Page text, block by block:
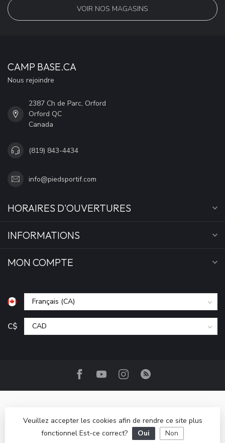
VOIR NOS MAGASINS
CAMP BASE.CA
Nous rejoindre
2387 Ch de Parc, Orford
Orford QC
Canada
(819) 843-4434
info@piedsportif.com
HORAIRES D'OUVERTURES
INFORMATIONS
MON COMPTE
C$
© Copyright 2026 Camp Base.ca- Powered by Lightspeed
Veuillez accepter les cookies afin de rendre ce site plus
fonctionnel Est-ce correct?
Oui Non